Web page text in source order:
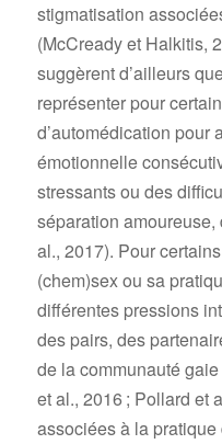
stigmatisation
(McCready et Halkitis,
suggèrent d’ailleurs
représenter pour
d’automédication pour
émotionnelle
stressants ou des
séparation amoureuse,
al., 2017). Pour
(chem)sex ou sa
différentes pressions
des pairs, des
de la communauté
et al., 2016 ; Pollard et
associées à la